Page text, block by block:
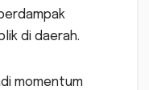
di daerah.
momentum